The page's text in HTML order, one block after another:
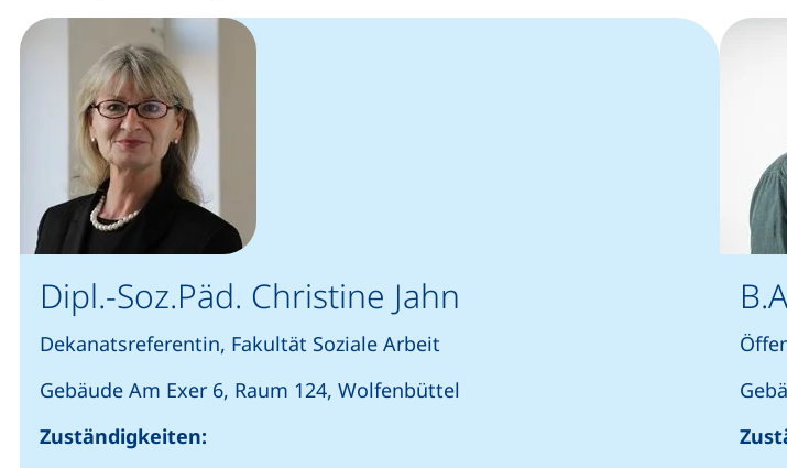
Dipl.-Soz.Päd. Christine Jahn
Dekanatsreferentin, Fakultät Soziale Arbeit
Gebäude Am Exer 6, Raum 124, Wolfenbüttel
Zuständigkeiten: